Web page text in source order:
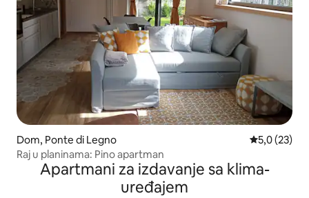
Dom, Ponte di Legno Prosečna
5,0 (23)
Raj u planinama: Pino apartman
Apartmani za izdavanje sa klima-
uređajem